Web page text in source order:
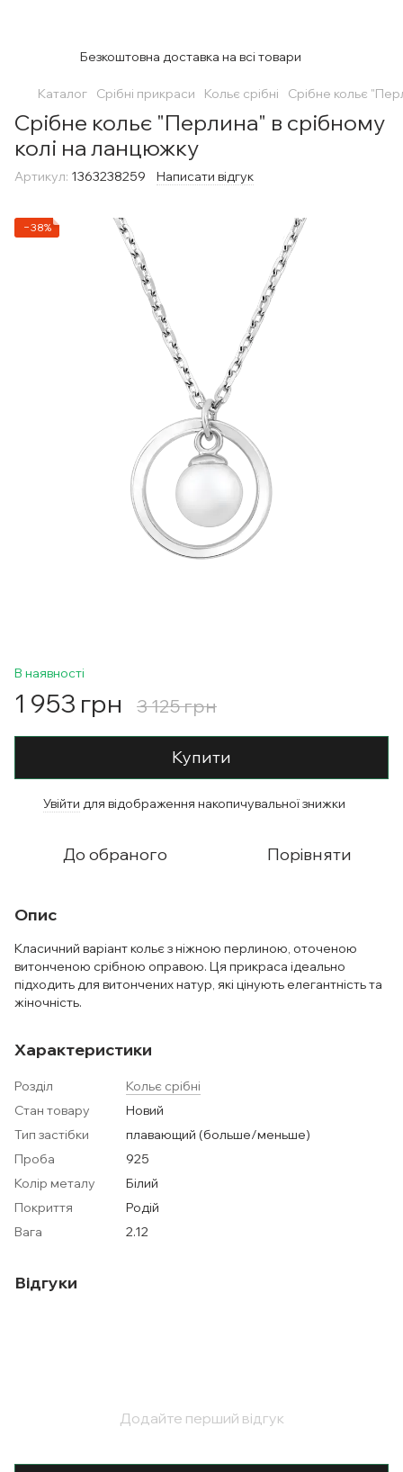
Безкоштовна доставка на всі товари
Каталог Срібні прикраси Кольє срібні Срібне кольє
Срібне кольє "Перлина" в срібному
колі на ланцюжку
Артикул: 1363238259 Написати відгук
−38%
В наявності
1 953 грн 3 125 грн
Купити
Увійти для відображення накопичувальної знижки
До обраного Порівняти
Опис
Класичний варіант кольє з ніжною перлиною, оточеною
витонченою срібною оправою. Ця прикраса ідеально
підходить для витончених натур, які цінують елегантність та
жіночність.
Характеристики
Розділ
Кольє срібні
Стан товару
Новий
Тип застібки
плавающий (больше/меньше)
Проба
925
Колір металу
Білий
Покриття
Родій
Вага
2.12
Відгуки
Додайте перший відгук